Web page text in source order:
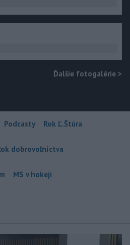
Ďalšie fotogalérie >
Podcasty Rok Ľ.Štúra
dobrovoľníctva
MS v hokeji